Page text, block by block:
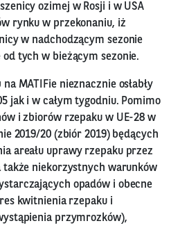
ozimej w Rosji i w USA
rynku w przekonaniu, iż
w nadchodzącym sezonie
od tych w bieżącym sezonie.
na MATIFie nieznacznie osłabły
jak i w całym tygodniu. Pomimo
i zbiorów rzepaku w UE-28 w
2019/20 (zbiór 2019) będących
areału uprawy rzepaku przez
także niekorzystnych warunków
opadów i obecne
kwitnienia rzepaku i
przymrozków),